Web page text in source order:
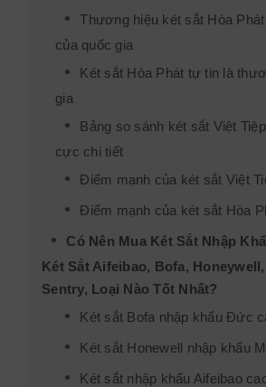
Thương hiệu két sắt Hòa
của quốc gia
Két sắt Hòa Phát tự tin là
gia
Bảng so sánh két sắt Việt
cực chi tiết
Điểm mạnh của két sắt Việt
Điểm mạnh của két sắt Hòa
Có Nên Mua Két Sắt Nhập
Két Sắt Aifeibao, Bofa,
Sentry, Loại Nào Tốt Nhất?
Két sắt Bofa nhập khẩu Đức
Két sắt Honewell nhập khẩu
Két sắt nhập khẩu Aifeibao